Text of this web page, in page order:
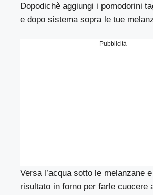
Dopodichè aggiungi i pomodorini
e dopo sistema sopra le tue
Pubblicità
Versa l’acqua sotto le melanzane
risultato in forno per farle cuocere